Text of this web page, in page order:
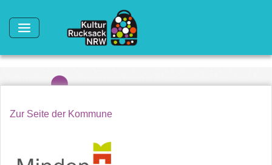
Zur Seite der Kommune